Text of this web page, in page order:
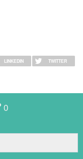
LINKEDIN TWITTER
0